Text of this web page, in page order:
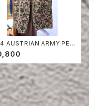
AUSTRIAN ARMY PEA
CAMO FIERD PANTS